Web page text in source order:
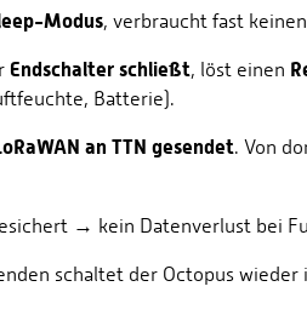
Modus, verbraucht fast
Endschalter schließt, löst einen
Batterie).
an TTN gesendet. Von
→ kein Datenverlust bei
schaltet der Octopus wieder